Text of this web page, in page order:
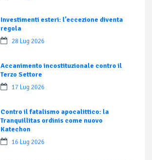
Investimenti esteri: l’eccezione diventa
regola
28 Lug 2026
Accanimento incostituzionale contro il
Terzo Settore
17 Lug 2026
Contro il fatalismo apocalittico: la
Tranquillitas ordinis come nuovo
Katechon
16 Lug 2026